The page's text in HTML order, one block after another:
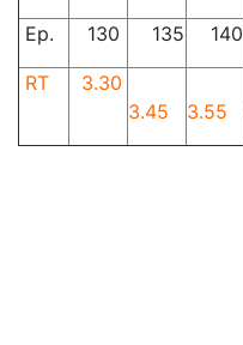
Ep. 130 135 140
RT
3.30
3.45
3.55